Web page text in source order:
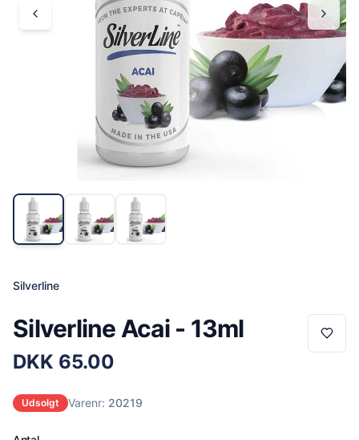
Silverline
Silverline Acai - 13ml
DKK 65.00
Udsolgt Varenr: 20219